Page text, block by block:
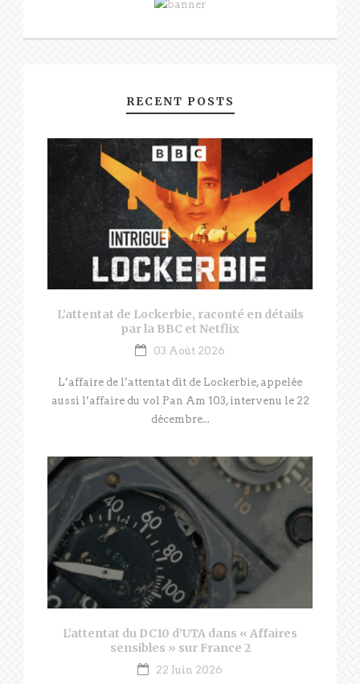
RECENT POSTS
L’attentat de Lockerbie, raconté en détails
par la BBC et Netflix
03 Août 2026
L’affaire de l’attentat dit de Lockerbie, appelée
aussi l’affaire du vol Pan Am 103, intervenu le 22
décembre...
L’attentat du DC10 d’UTA dans « Affaires
sensibles » sur France 2
22 Juin 2026